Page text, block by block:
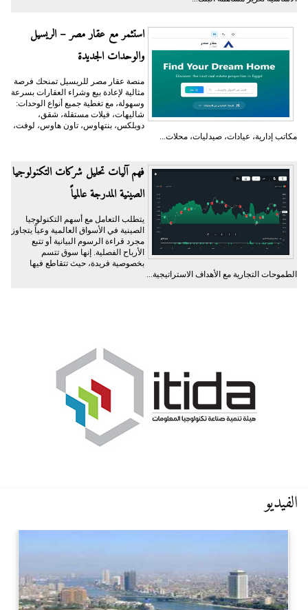
استثمر مع عقار مصر – الريسيل
والوحدات الجديدة
منصة عقار مصر للريسيل تمنحك فرصة
مثالية لإعادة بيع وشراء العقارات بسرعة
وسهولة، مع تغطية جميع أنواع الوحدات:
شاليهات، فيلات مستقلة، شقق،
دوبلكس، بنتهاوس، تاون هاوس، لوفت،
مكاتب إدارية، عيادات، صيدليات، محلات...
فهم آليات تحليل شركات التكنولوجيا
الصينية المدرجة عالمياً
يتطلب التعامل مع أسهم التكنولوجيا
الصينية في الأسواق العالمية وعياً يتجاوز
مجرد قراءة الرسوم البيانية أو تتبع
الأرباح الفصلية. إنها سوق تتسم
بخصوصية فريدة، حيث تتقاطع فيها
الطموحات التجارية مع الأهداف الاستراتيجية...
الفيديو